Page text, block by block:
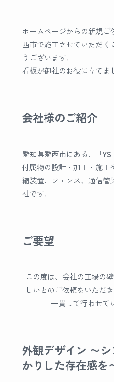
ホームページからの新規ご
西市で施工させていただく
うございます。
看板が御社のお役に立てま
会社様のご紹介
愛知県愛西市にある、「
付属物の設計・加工・施工
縮装置、フェンス、通信管
社です。
ご要望
この度は、会社の工場の
しいとのご依頼をいただ
一貫して行わせて
外観デザイン 〜
かりした存在感を